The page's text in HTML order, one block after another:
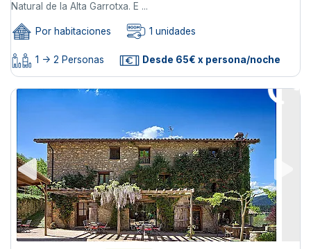
Natural de la Alta Garrotxa. E ...
Por habitaciones 1 unidades
1 -> 2 Personas Desde 65€ x persona/noche